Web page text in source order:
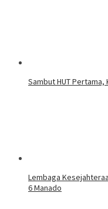
Sambut HUT Pertama,
Lembaga
6 Manado